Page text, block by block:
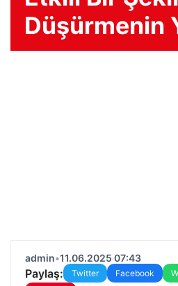
Düşürmenin
admin•11.06.2025 07:43
Paylaş: Twitter Facebook